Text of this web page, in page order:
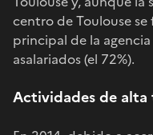
centro de Toulouse
principal de la
asalariados (el 72%).
Actividades de